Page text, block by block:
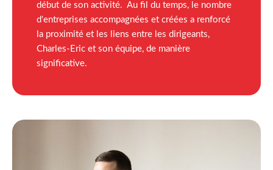
début de son activité. Au fil du temps, le nombre
d'entreprises accompagnées et créées a renforcé
la proximité et les liens entre les dirigeants,
Charles-Eric et son équipe, de manière
significative.